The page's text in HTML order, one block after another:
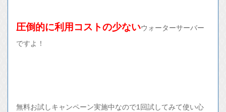
圧倒的に利用コストの少ないウォーターサーバー
ですよ！
無料お試しキャンペーン実施中なので1回試してみて使い心